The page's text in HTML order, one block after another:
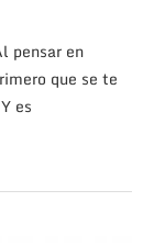
pensar en
que se te
es